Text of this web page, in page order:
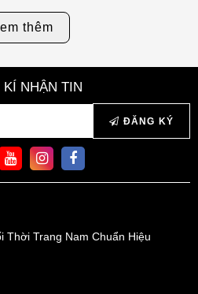
thêm
NHẬN TIN
ĐĂNG KÝ
Thời Trang Nam Chuẩn Hiệu